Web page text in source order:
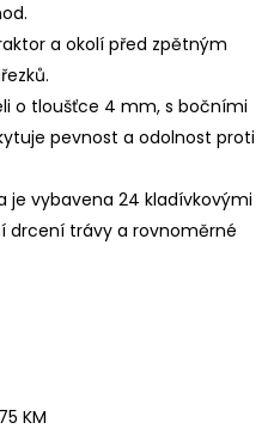
a okolí před zpětným
o tloušťce 4 mm, s bočními
pevnost a odolnost proti
je vybavena 24 kladívkovými
drcení trávy a rovnoměrné
KM